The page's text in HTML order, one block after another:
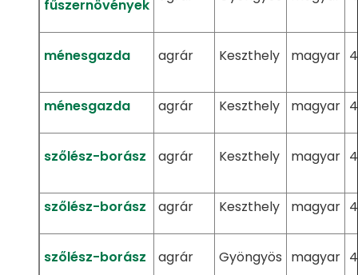
fűszernövények
ménesgazda agrár Keszthely magyar 4
ménesgazda agrár Keszthely magyar 4
szőlész-borász agrár Keszthely magyar 4
szőlész-borász agrár Keszthely magyar 4
szőlész-borász agrár Gyöngyös magyar 4